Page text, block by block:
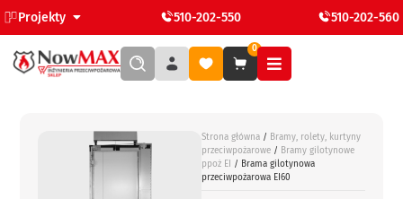
Projekty 510-202-550 510-202-560
0
Strona główna / Bramy, rolety, kurtyny
przeciwpożarowe / Bramy gilotynowe
ppoż EI / Brama gilotynowa
przeciwpożarowa EI60